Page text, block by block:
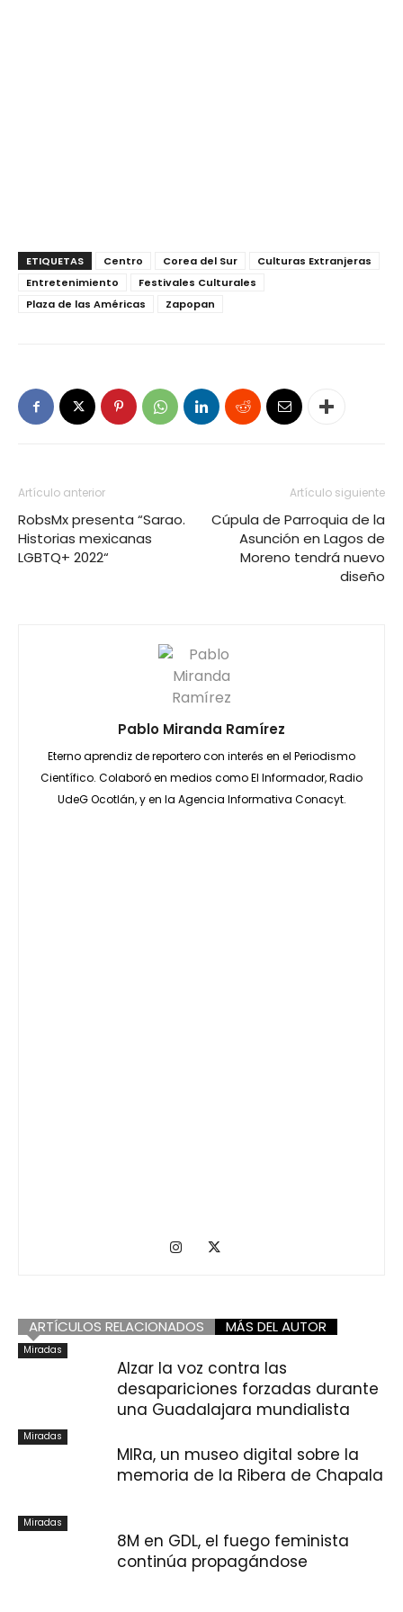
ETIQUETAS Centro Corea del Sur
Culturas Extranjeras
Entretenimiento
Festivales Culturales
Plaza de las Américas
Zapopan
Artículo anterior
RobsMx presenta “Sarao.
Historias mexicanas
LGBTQ+ 2022“
Artículo siguiente
Cúpula de Parroquia de la
Asunción en Lagos de
Moreno tendrá nuevo
diseño
Pablo Miranda Ramírez
Eterno aprendiz de reportero con interés en el Periodismo
Científico. Colaboró en medios como El Informador, Radio
UdeG Ocotlán, y en la Agencia Informativa Conacyt.
ARTÍCULOS RELACIONADOS MÁS DEL AUTOR
Miradas
Alzar la voz contra las
desapariciones forzadas durante
una Guadalajara mundialista
Miradas
MIRa, un museo digital sobre la
memoria de la Ribera de Chapala
Miradas
8M en GDL, el fuego feminista
continúa propagándose